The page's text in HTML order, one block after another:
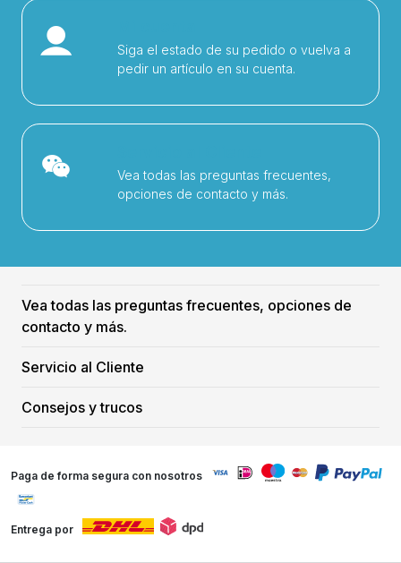
Siga el estado de su pedido o vuelva a
pedir un artículo en su cuenta.
Vea todas las preguntas frecuentes,
opciones de contacto y más.
Vea todas las preguntas frecuentes, opciones de
contacto y más.
Servicio al Cliente
Consejos y trucos
Paga de forma segura con nosotros
Entrega por